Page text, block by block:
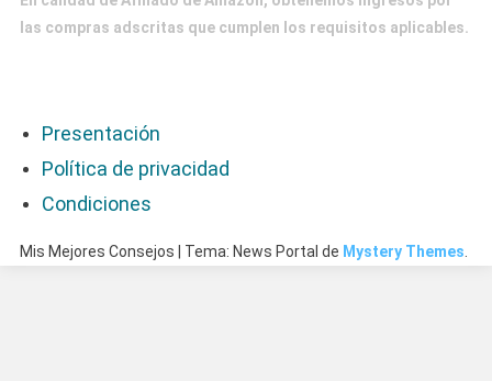
las compras adscritas que cumplen los requisitos aplicables.
Presentación
Política de privacidad
Condiciones
Mis Mejores Consejos | Tema: News Portal de Mystery Themes